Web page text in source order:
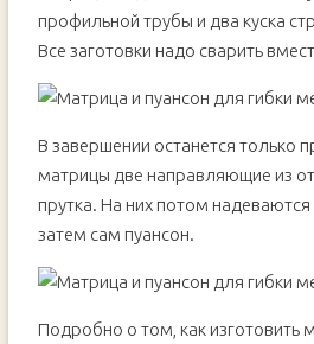
профильной трубы и два куска
Все заготовки надо сварить
В завершении останется только
матрицы две направляющие из
прутка. На них потом
затем сам пуансон.
Подробно о том, как изготовить